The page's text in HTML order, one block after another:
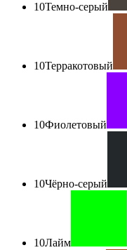
10Темно-серый
10Терракотовый
10Фиолетовый
10Чёрно-серый
10Лайм